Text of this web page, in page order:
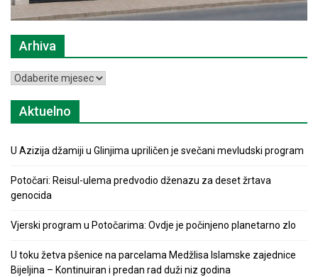
Arhiva
Arhiva
Aktuelno
U Azizija džamiji u Glinjima upriličen je svečani mevludski program
Potočari: Reisul-ulema predvodio dženazu za deset žrtava
genocida
Vjerski program u Potočarima: Ovdje je počinjeno planetarno zlo
U toku žetva pšenice na parcelama Medžlisa Islamske zajednice
Bijeljina – Kontinuiran i predan rad duži niz godina